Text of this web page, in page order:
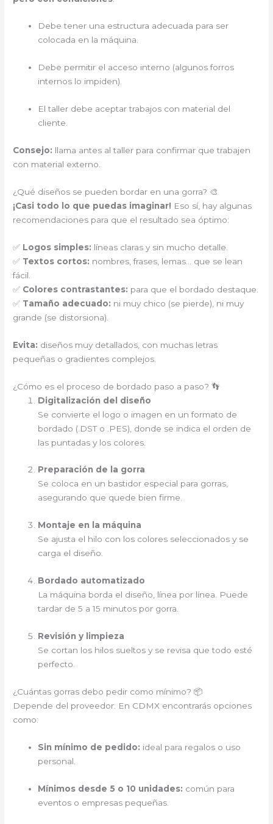
Debe tener una estructura adecuada para ser
colocada en la máquina.
Debe permitir el acceso interno (algunos forros
internos lo impiden).
El taller debe aceptar trabajos con material del
cliente.
Consejo: llama antes al taller para confirmar que trabajen
con material externo.
¿Qué diseños se pueden bordar en una gorra? 🎨
¡Casi todo lo que puedas imaginar! Eso sí, hay algunas
recomendaciones para que el resultado sea óptimo:
✅ Logos simples: líneas claras y sin mucho detalle.
✅ Textos cortos: nombres, frases, lemas… que se lean
fácil.
✅ Colores contrastantes: para que el bordado destaque.
✅ Tamaño adecuado: ni muy chico (se pierde), ni muy
grande (se distorsiona).
Evita: diseños muy detallados, con muchas letras
pequeñas o gradientes complejos.
¿Cómo es el proceso de bordado paso a paso? 👣
Digitalización del diseño
Se convierte el logo o imagen en un formato de
bordado (.DST o .PES), donde se indica el orden de
las puntadas y los colores.
Preparación de la gorra
Se coloca en un bastidor especial para gorras,
asegurando que quede bien firme.
Montaje en la máquina
Se ajusta el hilo con los colores seleccionados y se
carga el diseño.
Bordado automatizado
La máquina borda el diseño, línea por línea. Puede
tardar de 5 a 15 minutos por gorra.
Revisión y limpieza
Se cortan los hilos sueltos y se revisa que todo esté
perfecto.
¿Cuántas gorras debo pedir como mínimo? 📦
Depende del proveedor. En CDMX encontrarás opciones
como:
Sin mínimo de pedido: ideal para regalos o uso
personal.
Mínimos desde 5 o 10 unidades: común para
eventos o empresas pequeñas.